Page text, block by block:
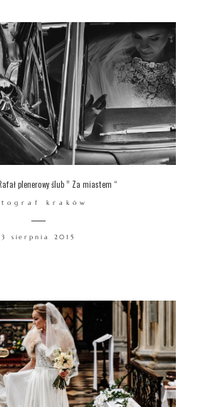
plenerowy ślub ” Za miastem “
kraków
3 sierpnia 2015